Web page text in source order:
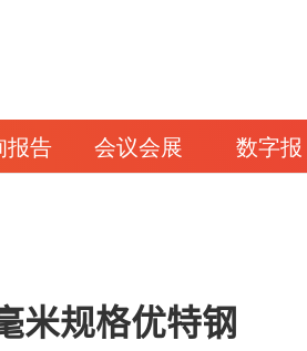
报告 会议会展 数字报
米规格优特钢